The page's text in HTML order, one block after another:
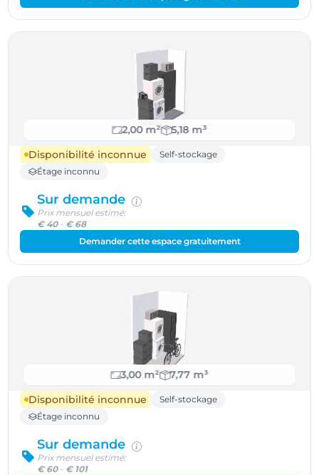
2,00 m²
5,18 m³
Disponibilité inconnue
Self-stockage
Étage inconnu
Sur demande
Prix mensuel estimé:
€ 40- € 68
Demander cette espace gratuitement
3,00 m²
7,77 m³
Disponibilité inconnue
Self-stockage
Étage inconnu
Sur demande
Prix mensuel estimé:
€ 60- € 101